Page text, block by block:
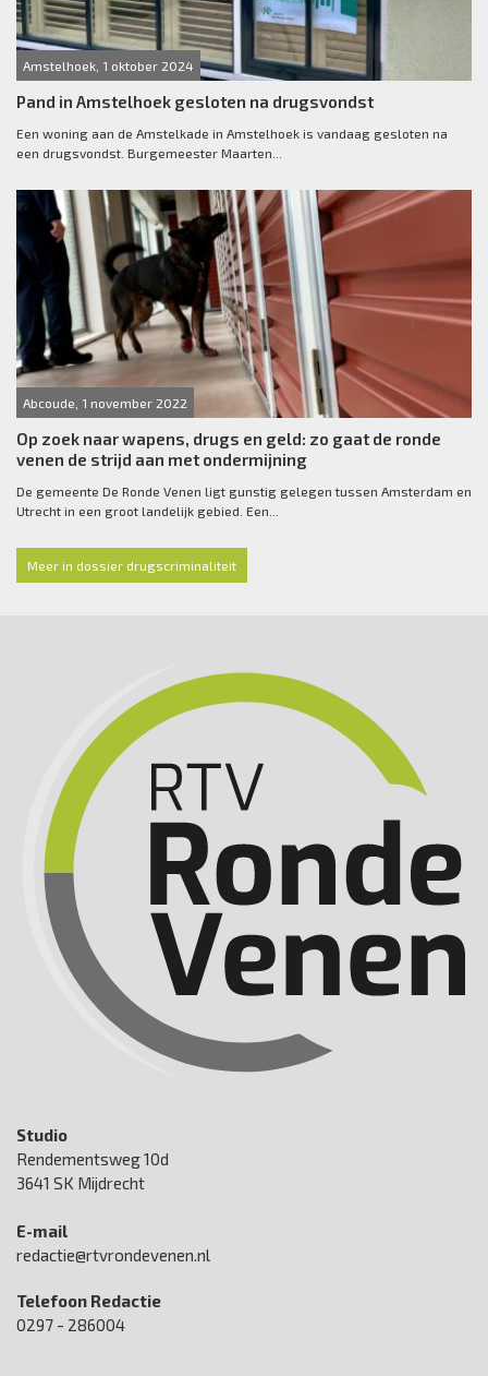
Amstelhoek, 1 oktober 2024
Pand in Amstelhoek gesloten na drugsvondst
Een woning aan de Amstelkade in Amstelhoek is vandaag gesloten na
een drugsvondst. Burgemeester Maarten...
Abcoude, 1 november 2022
Op zoek naar wapens, drugs en geld: zo gaat de ronde
venen de strijd aan met ondermijning
De gemeente De Ronde Venen ligt gunstig gelegen tussen Amsterdam en
Utrecht in een groot landelijk gebied. Een...
Meer in dossier drugscriminaliteit
Studio
Rendementsweg 10d
3641 SK Mijdrecht
E-mail
redactie@rtvrondevenen.nl
Telefoon Redactie
0297 - 286004